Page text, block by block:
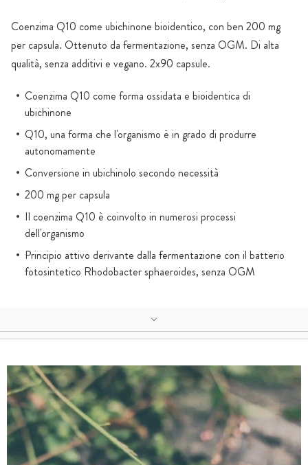
Coenzima Q10 come ubichinone bioidentico, con ben 200 mg
per capsula. Ottenuto da fermentazione, senza OGM. Di alta
qualità, senza additivi e vegano. 2x90 capsule.
Coenzima Q10 come forma ossidata e bioidentica di
ubichinone
Q10, una forma che l'organismo è in grado di produrre
autonomamente
Conversione in ubichinolo secondo necessità
200 mg per capsula
Il coenzima Q10 è coinvolto in numerosi processi
dell'organismo
Principio attivo derivante dalla fermentazione con il batterio
fotosintetico Rhodobacter sphaeroides, senza OGM